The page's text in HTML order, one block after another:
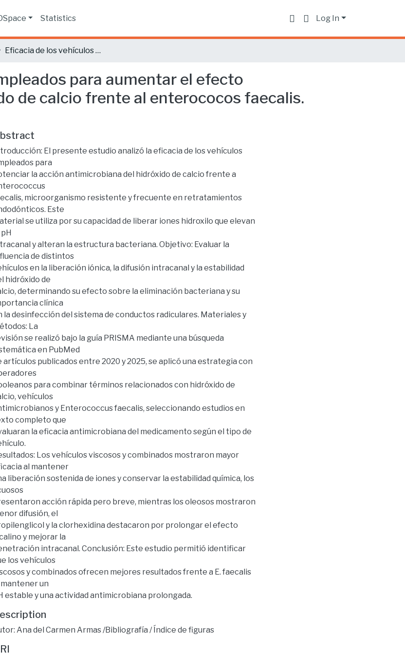
Statistics Log In
Eficacia de los vehículos empleados para aumentar el efecto antimicrobiano del hidróxido de calcio frente al enterococos faecalis. Revisión literaria.
para aumentar el efecto
de calcio frente al enterococos faecalis.
El presente estudio analizó la eficacia de los vehículos
para
la acción antimicrobiana del hidróxido de calcio frente a
microorganismo resistente y frecuente en retratamientos
Este
se utiliza por su capacidad de liberar iones hidroxilo que elevan
y alteran la estructura bacteriana. Objetivo: Evaluar la
de distintos
en la liberación iónica, la difusión intracanal y la estabilidad
hidróxido de
determinando su efecto sobre la eliminación bacteriana y su
clínica
la desinfección del sistema de conductos radiculares. Materiales y
La
se realizó bajo la guía PRISMA mediante una búsqueda
en PubMed
artículos publicados entre 2020 y 2025, se aplicó una estrategia con
para combinar términos relacionados con hidróxido de
vehículos
y Enterococcus faecalis, seleccionando estudios en
completo que
la eficacia antimicrobiana del medicamento según el tipo de
Los vehículos viscosos y combinados mostraron mayor
al mantener
liberación sostenida de iones y conservar la estabilidad química, los
acción rápida pero breve, mientras los oleosos mostraron
difusión, el
y la clorhexidina destacaron por prolongar el efecto
y mejorar la
intracanal. Conclusión: Este estudio permitió identificar
los vehículos
y combinados ofrecen mejores resultados frente a E. faecalis
un
estable y una actividad antimicrobiana prolongada.
Ana del Carmen Armas /Bibliografía / Índice de figuras